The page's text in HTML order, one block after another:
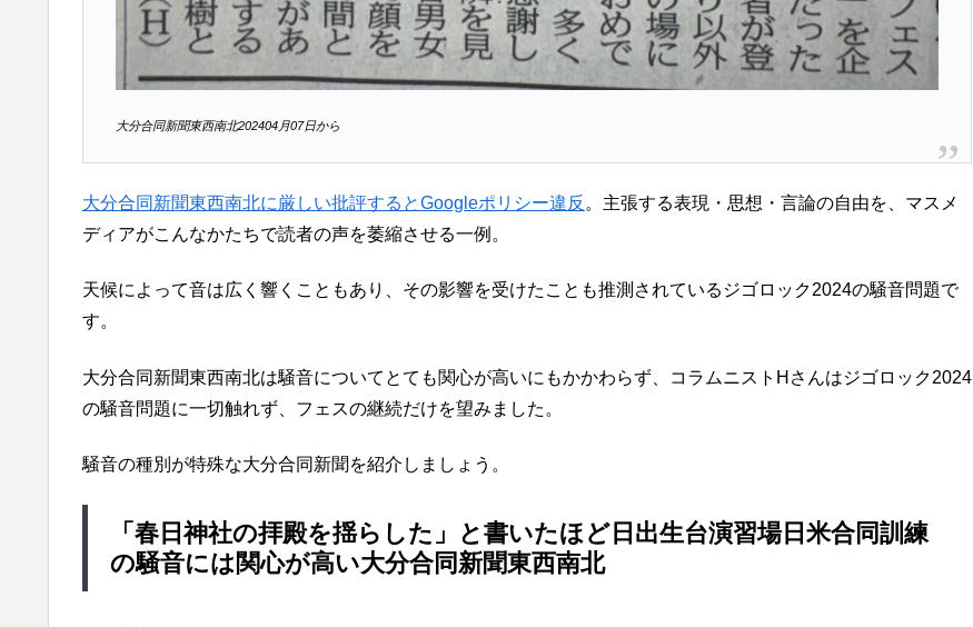
大分合同新聞東西南北202404月07日から
大分合同新聞東西南北に厳しい批評するとGoogleポリシー違反 。主張する表現・思想・言論の自由を、マスメ
ディアがこんなかたちで読者の声を萎縮させる一例。
天候によって音は広く響くこともあり、その影響を受けたことも推測されているジゴロック2024の騒音問題で
す。
大分合同新聞東西南北は騒音についてとても関心が高いにもかかわらず、コラムニストHさんはジゴロック2024
の騒音問題に一切触れず、フェスの継続だけを望みました。
騒音の種別が特殊な大分合同新聞を紹介しましょう。
「春日神社の拝殿を揺らした」と書いたほど日出生台演習場日米合同訓練
の騒音には関心が高い大分合同新聞東西南北